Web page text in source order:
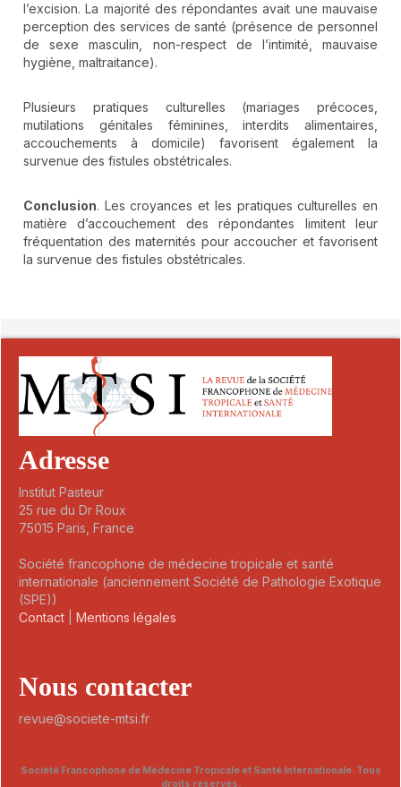
l’excision. La majorité des répondantes avait une mauvaise
perception des services de santé (présence de personnel
de sexe masculin, non-respect de l’intimité, mauvaise
hygiène, maltraitance).
Plusieurs pratiques culturelles (mariages précoces,
mutilations génitales féminines, interdits alimentaires,
accouchements à domicile) favorisent également la
survenue des fistules obstétricales.
Conclusion. Les croyances et les pratiques culturelles en
matière d’accouchement des répondantes limitent leur
fréquentation des maternités pour accoucher et favorisent
la survenue des fistules obstétricales.
Adresse
Institut Pasteur
25 rue du Dr Roux
75015 Paris, France
Société francophone de médecine tropicale et santé
internationale (anciennement Société de Pathologie Exotique
(SPE))
Contact
Mentions légales
Nous contacter
revue@societe-mtsi.fr
Société Francophone de Médecine Tropicale et Santé Internationale. Tous
droits réservés.